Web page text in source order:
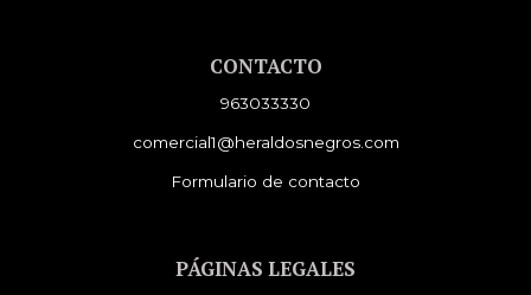
CONTACTO
963033330
comercial1@heraldosnegros.com
Formulario de contacto
PÁGINAS LEGALES